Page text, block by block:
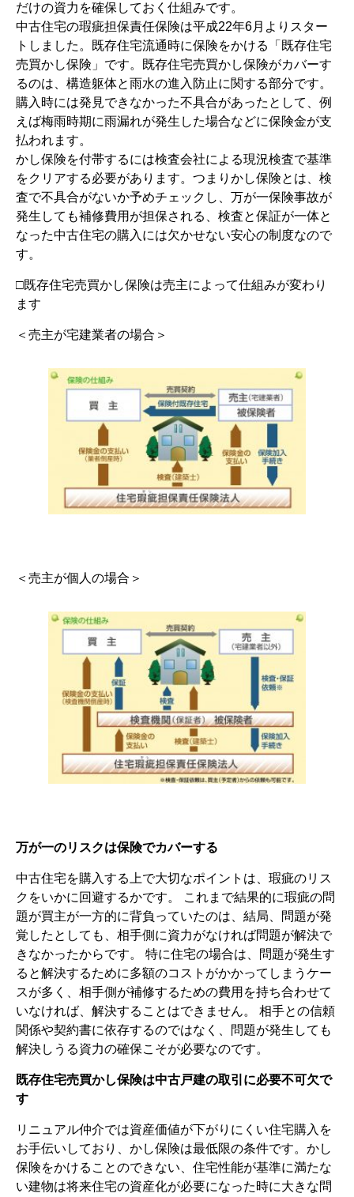
だけの資力を確保しておく仕組みです。
中古住宅の瑕疵担保責任保険は平成22年6月よりスター
トしました。既存住宅流通時に保険をかける「既存住宅
売買かし保険」です。既存住宅売買かし保険がカバーす
るのは、構造躯体と雨水の進入防止に関する部分です。
購入時には発見できなかった不具合があったとして、例
えば梅雨時期に雨漏れが発生した場合などに保険金が支
払われます。
かし保険を付帯するには検査会社による現況検査で基準
をクリアする必要があります。つまりかし保険とは、検
査で不具合がないか予めチェックし、万が一保険事故が
発生しても補修費用が担保される、検査と保証が一体と
なった中古住宅の購入には欠かせない安心の制度なので
す。
□既存住宅売買かし保険は売主によって仕組みが変わり
ます
＜売主が宅建業者の場合＞
＜売主が個人の場合＞
万が一のリスクは保険でカバーする
中古住宅を購入する上で大切なポイントは、瑕疵のリス
クをいかに回避するかです。 これまで結果的に瑕疵の問
題が買主が一方的に背負っていたのは、結局、問題が発
覚したとしても、相手側に資力がなければ問題が解決で
きなかったからです。 特に住宅の場合は、問題が発生す
ると解決するために多額のコストがかかってしまうケー
スが多く、相手側が補修するための費用を持ち合わせて
いなければ、解決することはできません。 相手との信頼
関係や契約書に依存するのではなく、問題が発生しても
解決しうる資力の確保こそが必要なのです。
既存住宅売買かし保険は中古戸建の取引に必要不可欠で
す
リニュアル仲介では資産価値が下がりにくい住宅購入を
お手伝いしており、かし保険は最低限の条件です。かし
保険をかけることのできない、住宅性能が基準に満たな
い建物は将来住宅の資産化が必要になった時に大きな問